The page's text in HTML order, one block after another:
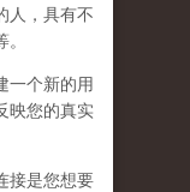
人，具有不
一个新的用
映您的真实
接是您想要